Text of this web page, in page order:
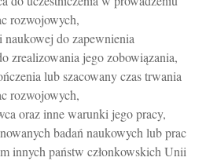
rozwojowych,
do zapewnienia
zrealizowania jego zobowiązania,
lub szacowany czas trwania
rozwojowych,
oraz inne warunki jego pracy,
badań naukowych lub prac
innych państw członkowskich Unii